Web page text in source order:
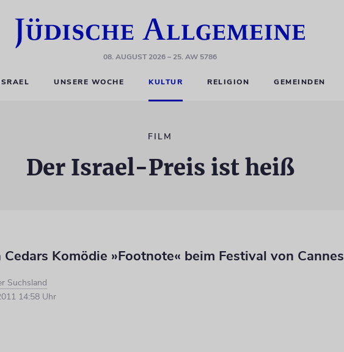
08. AUGUST 2026– 25. AW 5786
UNSERE WOCHE KULTUR RELIGION GEMEINDEN
FILM
Der Israel-Preis ist heiß
Cedars Komödie »Footnote« beim Festival von Cannes
Suchsland
14:58 Uhr